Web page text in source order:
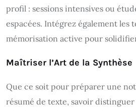
profil : sessions intensives ou
espacées. Intégrez également les
mémorisation active pour
Maîtriser l’Art de la Synthèse
Que ce soit pour préparer une
résumé de texte, savoir